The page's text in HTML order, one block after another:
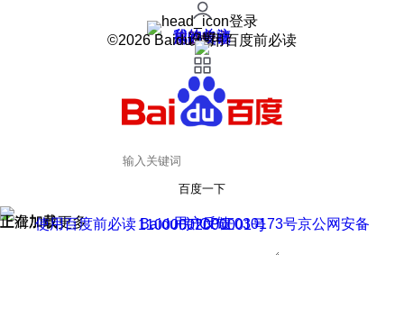
登录
我的关注
我的收藏
皮肤中心
用户反馈
设置
©2026 Baidu 使用百度前必读
百度一下
正在加载
上滑加载更多 用户反馈
使用百度前必读 Baidu 京ICP证030173号
京公网安备11000002000001号